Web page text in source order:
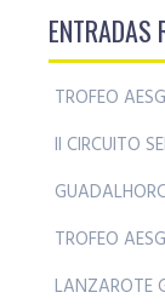
ENTRADAS
TROFEO
II CIRCUITO
TROFEO
LANZAROTE